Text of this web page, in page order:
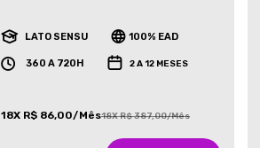
LATO SENSU 100% EAD
360 A 720H 2 A 12 MESES
18X R$ 86,00/Mês18X R$ 387,00/Mês